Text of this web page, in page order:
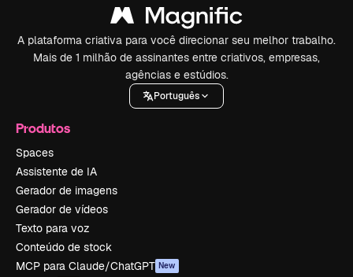
A plataforma criativa para você direcionar seu melhor trabalho.
Mais de 1 milhão de assinantes entre criativos, empresas,
agências e estúdios.
Português
Produtos
Spaces
Assistente de IA
Gerador de imagens
Gerador de vídeos
Texto para voz
Conteúdo de stock
MCP para Claude/ChatGPT New